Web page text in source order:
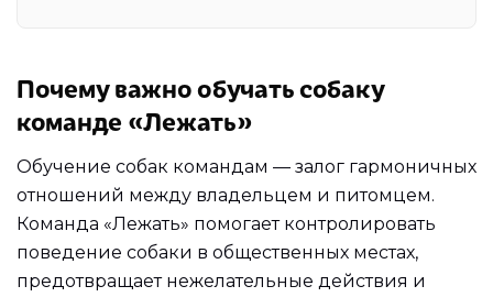
Почему важно обучать собаку
команде «Лежать»
Обучение собак командам — залог гармоничных
отношений между владельцем и питомцем.
Команда «Лежать» помогает контролировать
поведение собаки в общественных местах,
предотвращает нежелательные действия и